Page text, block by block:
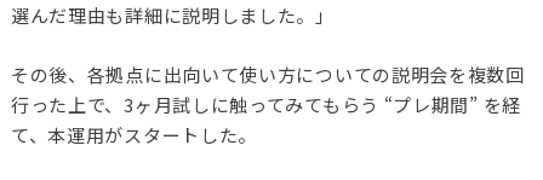
選んだ理由も詳細に説明しました。」
その後、各拠点に出向いて使い方についての説明会を複数回
行った上で、3ヶ月試しに触ってみてもらう “プレ期間” を経
て、本運用がスタートした。